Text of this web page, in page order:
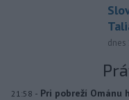
dnes
21:58 - Pri pobreží